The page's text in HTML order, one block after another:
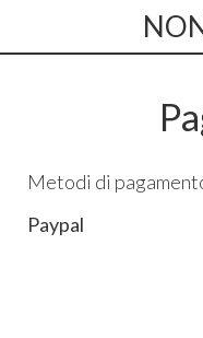
Metodi di
Paypal